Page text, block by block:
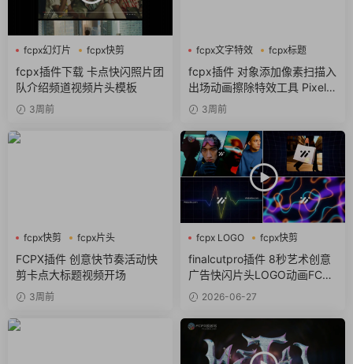
fcpx幻灯片
fcpx快剪
fcpx视频开场
fcpx插件下载 卡点快闪照片团
队介绍频道视频片头模板
3周前
fcpx文字特效
fcpx标题
像素
fcpx插件 对象添加像素扫描入
出场动画擦除特效工具 Pixel S
can3周前
fcpx快剪
fcpx片头
fcpx视频开场
FCPX插件 创意快节奏活动快
剪卡点大标题视频开场
3周前
fcpx LOGO
fcpx快剪
fcpx视频开场
finalcutpro插件 8秒艺术创意
广告快闪片头LOGO动画FCPX
插件2026-06-27